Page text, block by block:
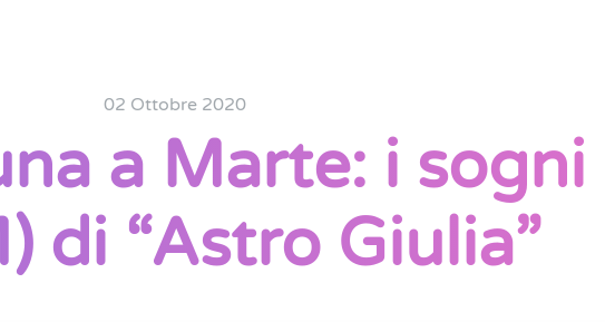
02 Ottobre 2020
a Marte: i sogni
di “Astro Giulia”